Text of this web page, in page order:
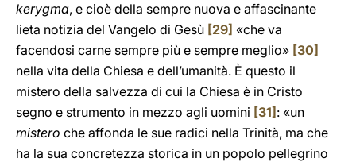
kerygma, e cioè della sempre nuova e affascinante
lieta notizia del Vangelo di Gesù [29] «che va
facendosi carne sempre più e sempre meglio» [30]
nella vita della Chiesa e dell’umanità. È questo il
mistero della salvezza di cui la Chiesa è in Cristo
segno e strumento in mezzo agli uomini [31] : «un
mistero che affonda le sue radici nella Trinità, ma che
ha la sua concretezza storica in un popolo pellegrino